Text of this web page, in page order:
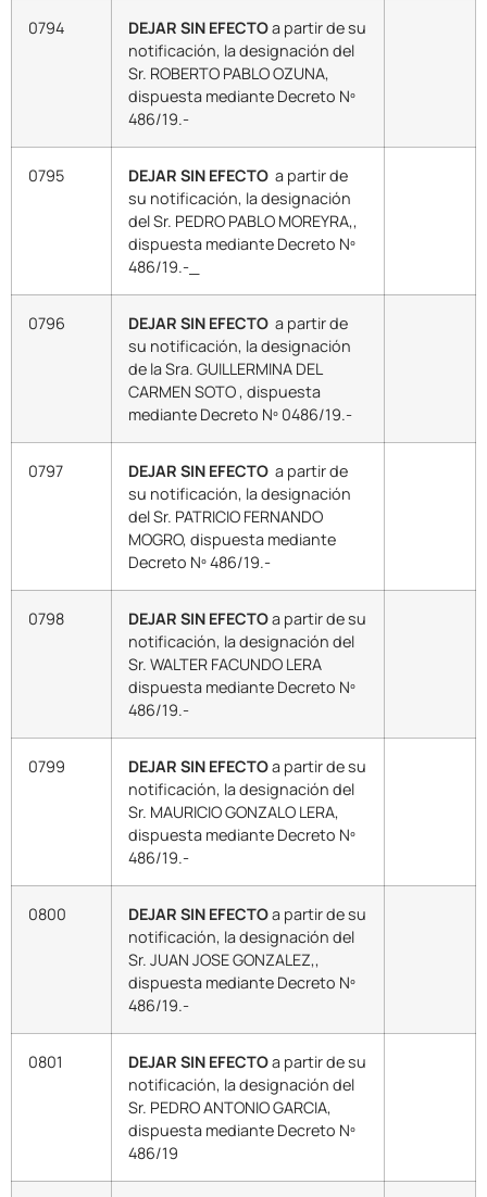
0794 DEJAR SIN EFECTOa partir de su
notificación, la designación del
Sr. ROBERTO PABLO OZUNA,
dispuesta mediante Decreto Nº
486/19.-
0795 DEJAR SIN EFECTO a partir de
su notificación, la designación
del Sr. PEDRO PABLO MOREYRA,,
dispuesta mediante Decreto Nº
486/19.-_
0796 DEJAR SIN EFECTO a partir de
su notificación, la designación
de la Sra. GUILLERMINA DEL
CARMEN SOTO , dispuesta
mediante Decreto Nº 0486/19.-
0797 DEJAR SIN EFECTO a partir de
su notificación, la designación
del Sr. PATRICIO FERNANDO
MOGRO, dispuesta mediante
Decreto Nº 486/19.-
0798 DEJAR SIN EFECTOa partir de su
notificación, la designación del
Sr. WALTER FACUNDO LERA
dispuesta mediante Decreto Nº
486/19.-
0799 DEJAR SIN EFECTOa partir de su
notificación, la designación del
Sr. MAURICIO GONZALO LERA,
dispuesta mediante Decreto Nº
486/19.-
0800 DEJAR SIN EFECTOa partir de su
notificación, la designación del
Sr. JUAN JOSE GONZALEZ,,
dispuesta mediante Decreto Nº
486/19.-
0801 DEJAR SIN EFECTOa partir de su
notificación, la designación del
Sr. PEDRO ANTONIO GARCIA,
dispuesta mediante Decreto Nº
486/19